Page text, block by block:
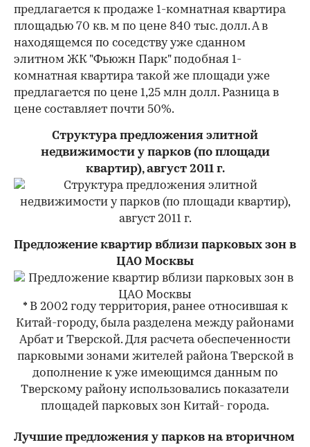
предлагается к продаже 1-комнатная квартира
площадью 70 кв. м по цене 840 тыс. долл. А в
находящемся по соседству уже сданном
элитном ЖК "Фьюжн Парк" подобная 1-
комнатная квартира такой же площади уже
предлагается по цене 1,25 млн долл. Разница в
цене составляет почти 50%.
Структура предложения элитной
недвижимости у парков (по площади
квартир), август 2011 г.
Предложение квартир вблизи парковых зон в
ЦАО Москвы
* В 2002 году территория, ранее относившая к
Китай-городу, была разделена между районами
Арбат и Тверской. Для расчета обеспеченности
парковыми зонами жителей района Тверской в
дополнение к уже имеющимся данным по
Тверскому району использовались показатели
площадей парковых зон Китай- города.
Лучшие предложения у парков на вторичном